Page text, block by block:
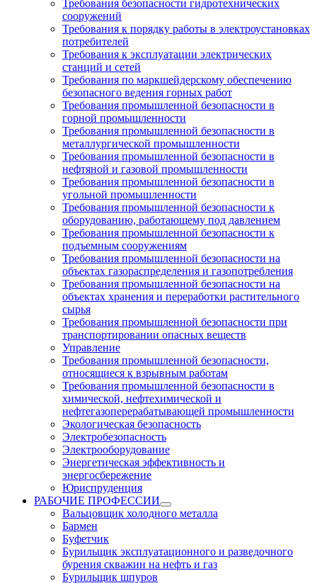
Требования безопасности гидротехнических
сооружений
Требования к порядку работы в электроустановках
потребителей
Требования к эксплуатации электрических
станций и сетей
Требования по маркшейдерскому обеспечению
безопасного ведения горных работ
Требования промышленной безопасности в
горной промышленности
Требования промышленной безопасности в
металлургической промышленности
Требования промышленной безопасности в
нефтяной и газовой промышленности
Требования промышленной безопасности в
угольной промышленности
Требования промышленной безопасности к
оборудованию, работающему под давлением
Требования промышленной безопасности к
подъемным сооружениям
Требования промышленной безопасности на
объектах газораспределения и газопотребления
Требования промышленной безопасности на
объектах хранения и переработки растительного
сырья
Требования промышленной безопасности при
транспортировании опасных веществ
Управление
Требования промышленной безопасности,
относящиеся к взрывным работам
Требования промышленной безопасности в
химической, нефтехимической и
нефтегазоперерабатывающей промышленности
Экологическая безопасность
Электробезопасность
Электрооборудование
Энергетическая эффективность и
энергосбережение
Юриспруденция
РАБОЧИЕ ПРОФЕССИИ
Вальцовщик холодного металла
Бармен
Буфетчик
Бурильщик эксплуатационного и разведочного
бурения скважин на нефть и газ
Бурильщик шпуров